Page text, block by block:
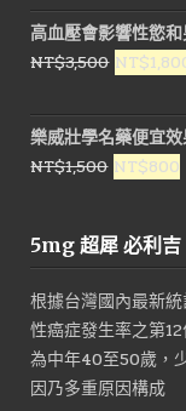
價
格：
NT$1,200
高血壓會影響性慾
NT$3,500 原
價
格：
NT$3,500
NT$
樂威壯學名藥便宜
NT$1,500 原
格：
NT$800
5mg 超犀 必利吉
根據台灣國內最新
性癌症發生率之第
為中年40至50歲，
因乃多重原因構成